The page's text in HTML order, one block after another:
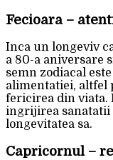
Fecioara –
Inca un longeviv
a 80-a aniversare
semn zodiacal
alimentatiei, altfel
fericirea din viata.
ingrijirea sanatatii
longevitatea sa.
Capricornul –